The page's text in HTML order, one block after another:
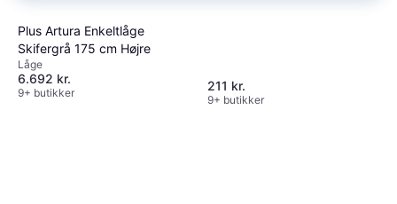
Plus Artura Enkeltlåge
Skifergrå 175 cm Højre
Låge
6.692 kr.
9+ butikker 211 kr.
9+ butikker